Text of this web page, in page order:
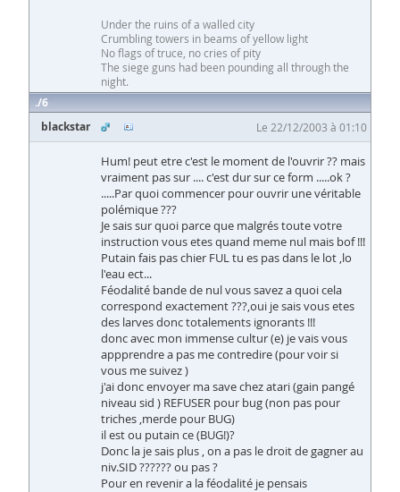
Under the ruins of a walled city
Crumbling towers in beams of yellow light
No flags of truce, no cries of pity
The siege guns had been pounding all through the
night.
6
blackstar
Le 22/12/2003 à 01:10
Hum! peut etre c'est le moment de l'ouvrir ?? mais
vraiment pas sur .... c'est dur sur ce form .....ok ?
.....Par quoi commencer pour ouvrir une véritable
polémique ???
Je sais sur quoi parce que malgrés toute votre
instruction vous etes quand meme nul mais bof !!!
Putain fais pas chier FUL tu es pas dans le lot ,lo
l'eau ect...
Féodalité bande de nul vous savez a quoi cela
correspond exactement ???,oui je sais vous etes
des larves donc totalements ignorants !!!
donc avec mon immense cultur (e) je vais vous
appprendre a pas me contredire (pour voir si
vous me suivez )
j'ai donc envoyer ma save chez atari (gain pangé
niveau sid ) REFUSER pour bug (non pas pour
triches ,merde pour BUG)
il est ou putain ce (BUG!)?
Donc la je sais plus , on a pas le droit de gagner au
niv.SID ?????? ou pas ?
Pour en revenir a la féodalité je pensais